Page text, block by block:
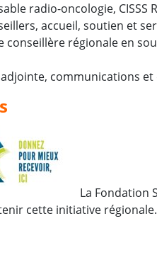
radio-oncologie, CISSS
accueil, soutien et
conseillère régionale en
communications
La Fondation
cette initiative régionale.